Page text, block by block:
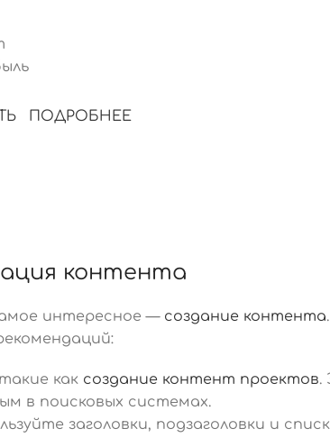
ПОДРОБНЕЕ
контента
интересное — создание контента
как создание контент проектов.
в поисковых системах.
заголовки, подзаголовки и